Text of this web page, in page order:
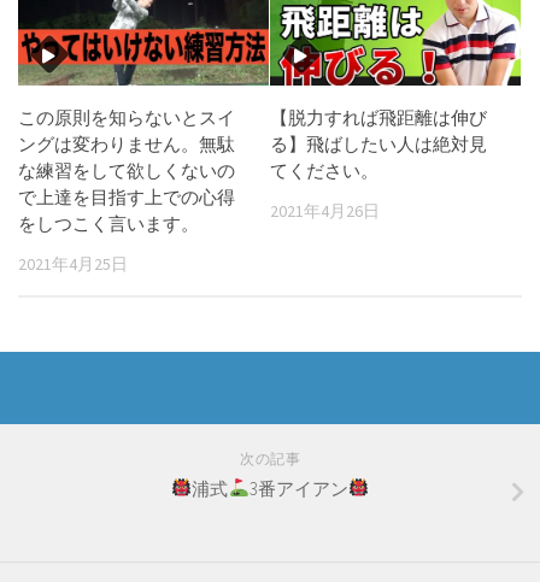
この原則を知らないとスイ
ングは変わりません。無駄
な練習をして欲しくないの
で上達を目指す上での心得
をしつこく言います。
2021年4月25日
【脱力すれば飛距離は伸び
る】飛ばしたい人は絶対見
てください。
2021年4月26日
次の記事
浦式 3番アイアン